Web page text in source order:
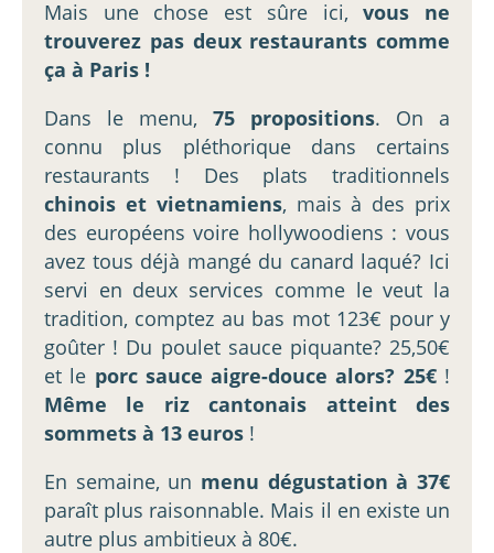
Mais une chose est sûre ici,vous ne
trouverez pas deux restaurants comme
ça à Paris !
Dans le menu, 75 propositions. On a
connu plus pléthorique dans certains
restaurants ! Des plats traditionnels
chinois et vietnamiens, mais à des prix
des européens voire hollywoodiens : vous
avez tous déjà mangé du canard laqué? Ici
servi en deux services comme le veut la
tradition, comptez au bas mot 123€ pour y
goûter ! Du poulet sauce piquante? 25,50€
et le porc sauce aigre-douce alors? 25€!
Même le riz cantonais atteint des
sommets à 13 euros !
En semaine, un menu dégustation à 37€
paraît plus raisonnable. Mais il en existe un
autre plus ambitieux à 80€.